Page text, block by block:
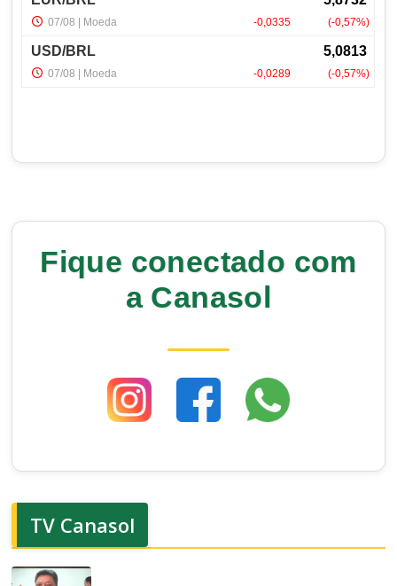
Fique conectado com
a Canasol
TV Canasol